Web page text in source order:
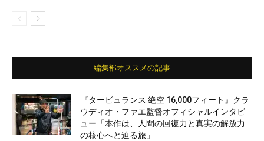
編集部オススメの記事
『タービュランス 絶空 16,000フィート』クラ
ウディオ・ファエ監督オフィシャルインタビ
ュー「本作は、人間の回復力と真実の解放力
の核心へと迫る旅」